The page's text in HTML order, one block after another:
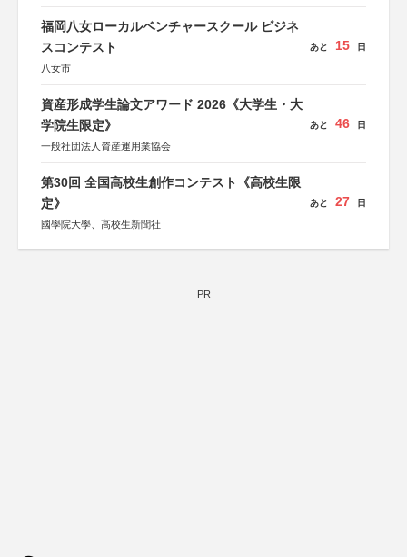
福岡八女ローカルベンチャースクール ビジネ
スコンテスト
八女市
あと 15 日
資産形成学生論文アワード 2026《大学生・大
学院生限定》
一般社団法人資産運用業協会
あと 46 日
第30回 全国高校生創作コンテスト《高校生限
定》
國學院大學、高校生新聞社
あと 27 日
PR